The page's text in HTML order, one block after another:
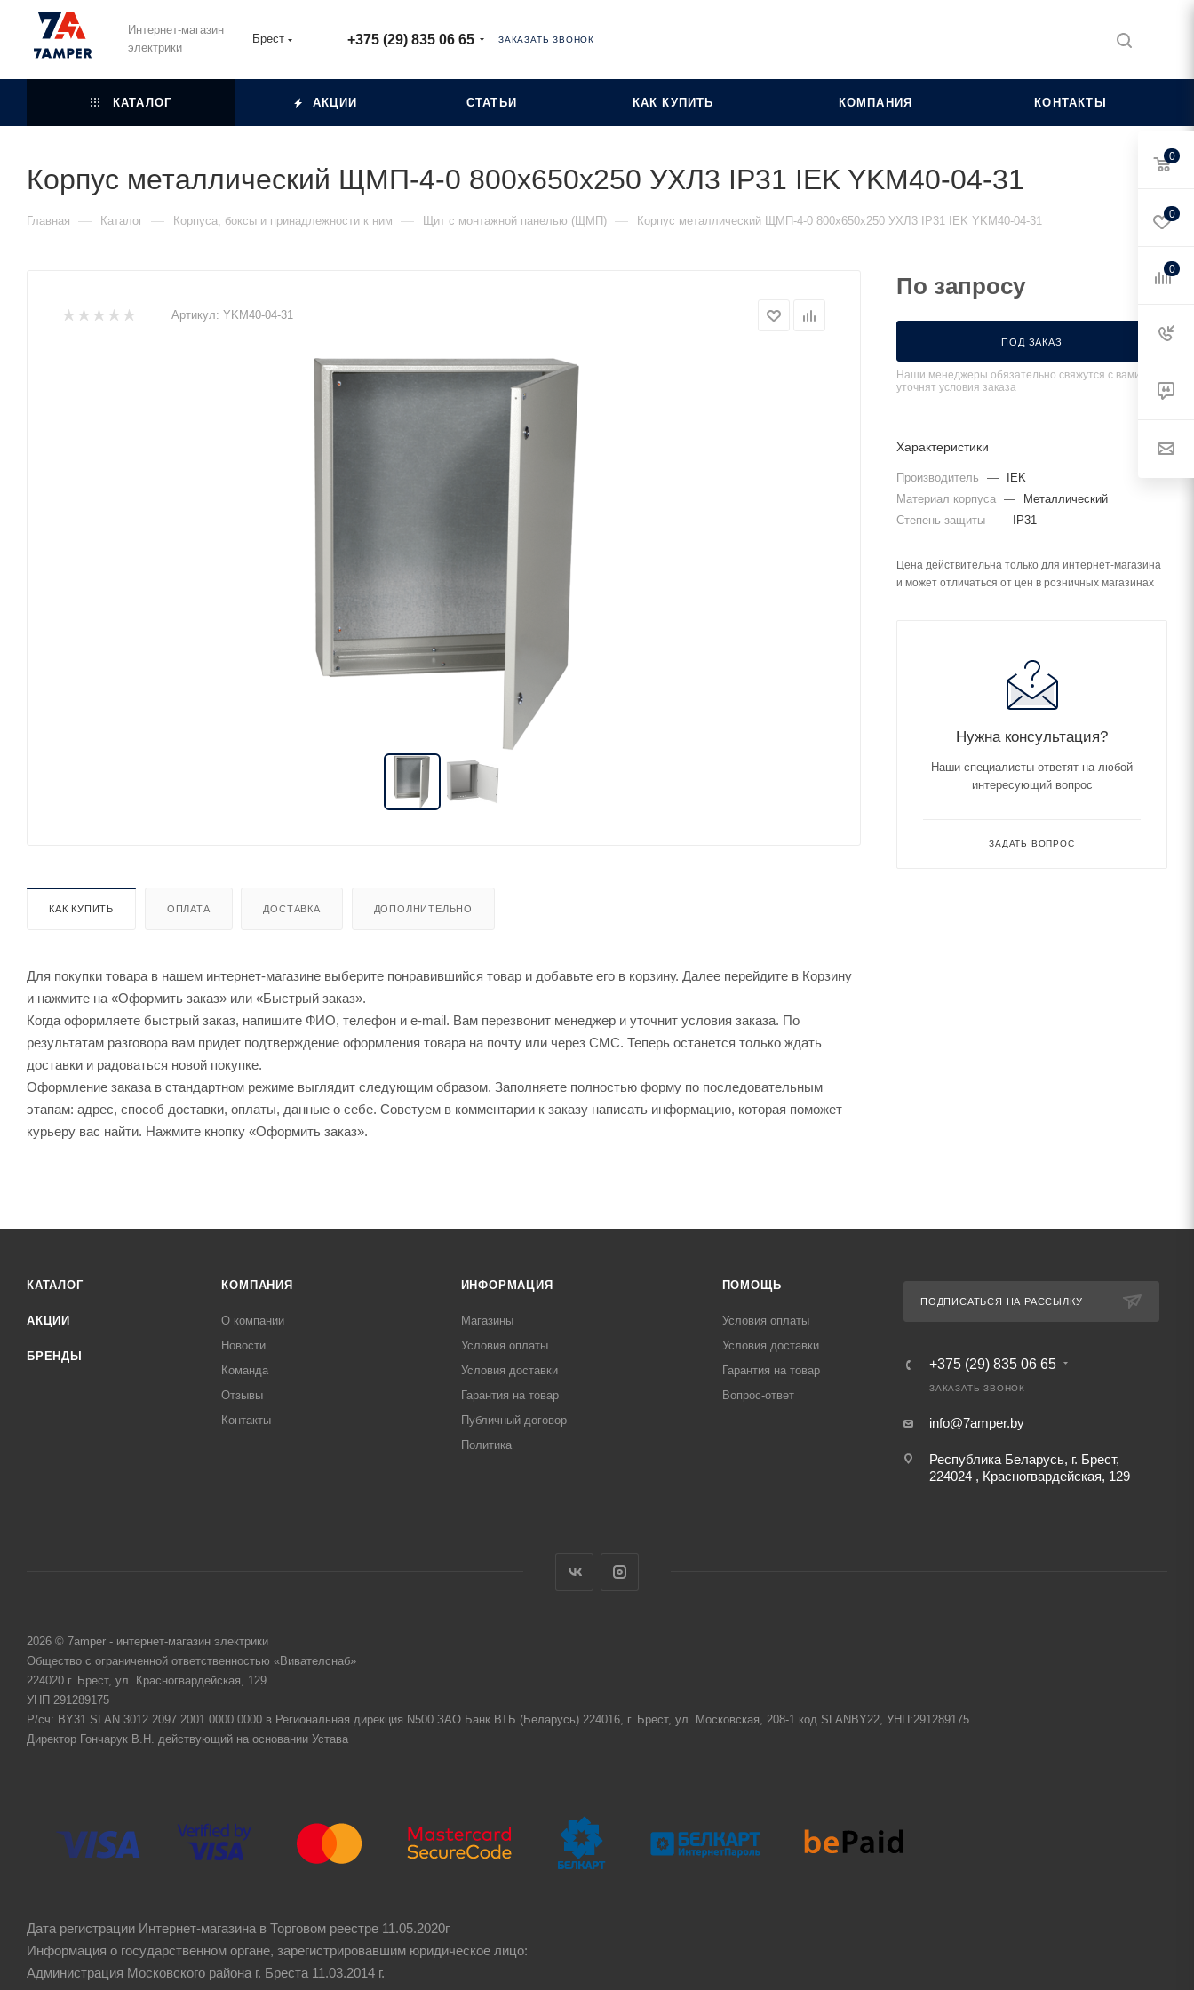
Интернет-магазин
электрики
Брест +375 (29) 835 06 65 ЗАКАЗАТЬ ЗВОНОК
КАТАЛОГ АКЦИИ СТАТЬИ КАК КУПИТЬ КОМПАНИЯ КОНТАКТЫ
Корпус металлический ЩМП-4-0 800х650х250 УХЛ3 IP31 IEK YKM40-04-31
Главная — Каталог — Корпуса, боксы и принадлежности к ним — Щит с монтажной панелью (ЩМП) — Корпус металлический ЩМП-4-0 800х650х250 УХЛ3 IP31 IEK YKM40-04-31
Артикул: YKM40-04-31
КАК КУПИТЬ ОПЛАТА ДОСТАВКА ДОПОЛНИТЕЛЬНО
Для покупки товара в нашем интернет-магазине выберите понравившийся товар и добавьте его в корзину. Далее перейдите в Корзину
и нажмите на «Оформить заказ» или «Быстрый заказ».
Когда оформляете быстрый заказ, напишите ФИО, телефон и e-mail. Вам перезвонит менеджер и уточнит условия заказа. По
результатам разговора вам придет подтверждение оформления товара на почту или через СМС. Теперь останется только ждать
доставки и радоваться новой покупке.
Оформление заказа в стандартном режиме выглядит следующим образом. Заполняете полностью форму по последовательным
этапам: адрес, способ доставки, оплаты, данные о себе. Советуем в комментарии к заказу написать информацию, которая поможет
курьеру вас найти. Нажмите кнопку «Оформить заказ».
По запросу
ПОД ЗАКАЗ
Наши менеджеры обязательно свяжутся с вами и
уточнят условия заказа
Характеристики
Производитель —
IEK
Материал корпуса —
Металлический
Степень защиты — IP31
Цена действительна только для интернет-магазина
и может отличаться от цен в розничных магазинах
Нужна консультация?
Наши специалисты ответят на любой
интересующий вопрос
ЗАДАТЬ ВОПРОС
КАТАЛОГ
АКЦИИ
БРЕНДЫ
КОМПАНИЯ
О компании
Новости
Команда
Отзывы
Контакты
ИНФОРМАЦИЯ
Магазины
Условия оплаты
Условия доставки
Гарантия на товар
Публичный договор
Политика
ПОМОЩЬ
Условия оплаты
Условия доставки
Гарантия на товар
Вопрос-ответ
ПОДПИСАТЬСЯ НА РАССЫЛКУ
+375 (29) 835 06 65
ЗАКАЗАТЬ ЗВОНОК
info@7amper.by
Республика Беларусь, г. Брест,
224024 , Красногвардейская, 129
2026 © 7amper - интернет-магазин электрики
Общество с ограниченной ответственностью «Вивателснаб»
224020 г. Брест, ул. Красногвардейская, 129.
УНП 291289175
Р/сч: BY31 SLAN 3012 2097 2001 0000 0000 в Региональная дирекция N500 ЗАО Банк ВТБ (Беларусь) 224016, г. Брест, ул. Московская, 208-1 код SLANBY22, УНП:291289175
Директор Гончарук В.Н. действующий на основании Устава
Дата регистрации Интернет-магазина в Торговом реестре 11.05.2020г
Информация о государственном органе, зарегистрировавшим юридическое лицо:
Администрация Московского района г. Бреста 11.03.2014 г.
0
0
0